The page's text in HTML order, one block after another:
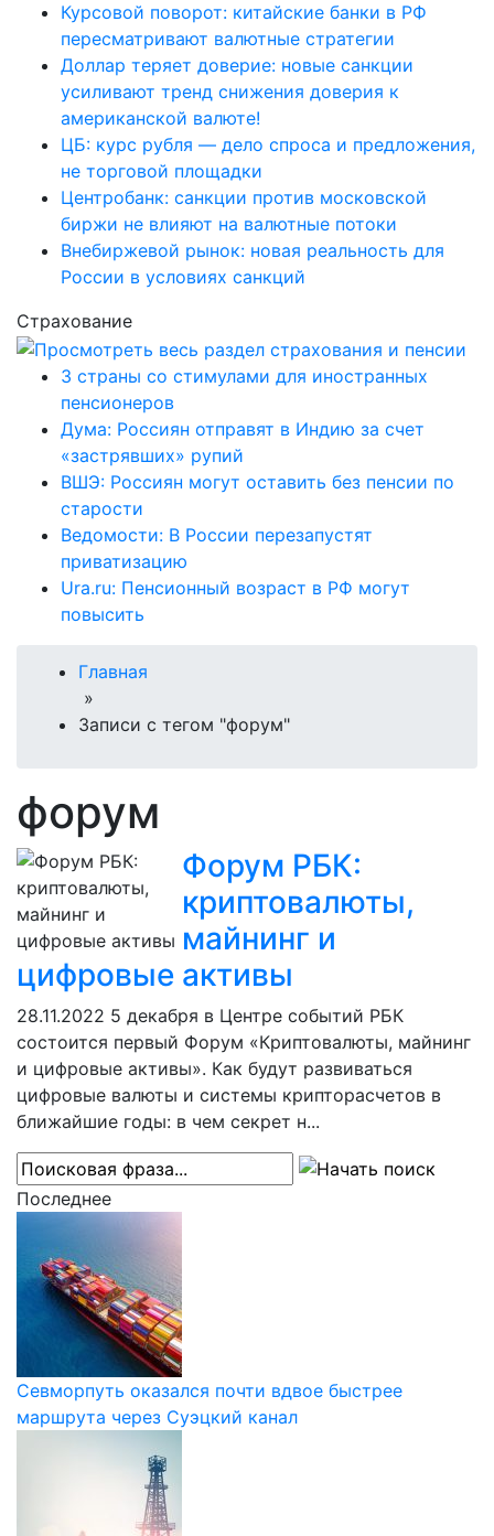
Курсовой поворот: китайские банки в РФ
пересматривают валютные стратегии
Доллар теряет доверие: новые санкции
усиливают тренд снижения доверия к
американской валюте!
ЦБ: курс рубля — дело спроса и предложения,
не торговой площадки
Центробанк: санкции против московской
биржи не влияют на валютные потоки
Внебиржевой рынок: новая реальность для
России в условиях санкций
Страхование
3 страны со стимулами для иностранных
пенсионеров
Дума: Россиян отправят в Индию за счет
«застрявших» рупий
ВШЭ: Россиян могут оставить без пенсии по
старости
Ведомости: В России перезапустят
приватизацию
Ura.ru: Пенсионный возраст в РФ могут
повысить
Главная
»
Записи с тегом "форум"
форум
Форум РБК:
криптовалюты,
майнинг и
цифровые активы
28.11.2022 5 декабря в Центре событий РБК
состоится первый Форум «Криптовалюты, майнинг
и цифровые активы». Как будут развиваться
цифровые валюты и системы крипторасчетов в
ближайшие годы: в чем секрет н...
Последнее
Севморпуть оказался почти вдвое быстрее
маршрута через Суэцкий канал